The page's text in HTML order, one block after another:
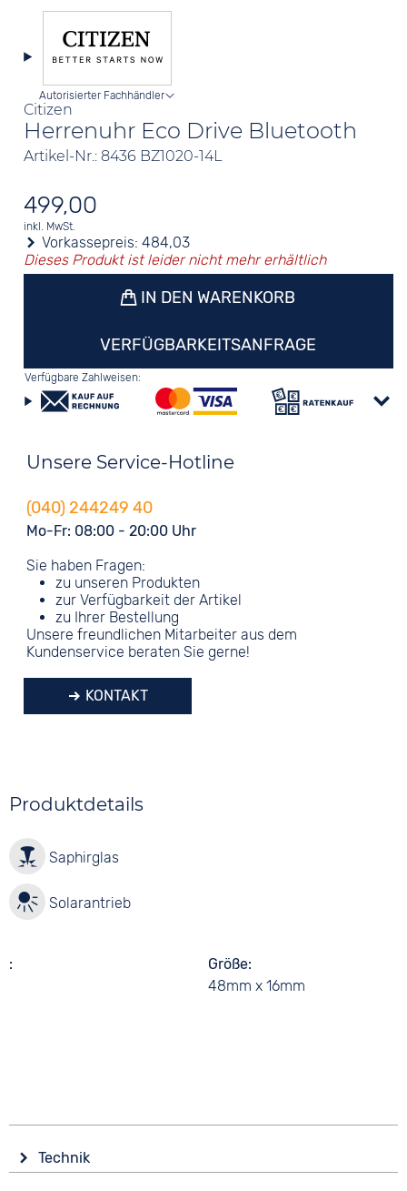
Citizen
Herrenuhr Eco Drive Bluetooth
Artikel-Nr.: 8436 BZ1020-14L
Autorisierter Fachhändler
499,00
inkl. MwSt.
Vorkassepreis:484,03
Dieses Produkt ist leider nicht mehr erhältlich
IN DEN WARENKORB
VERFÜGBARKEITSANFRAGE
Verfügbare Zahlweisen:
Unsere Service-Hotline
(040) 244249 40
Mo-Fr: 08:00 - 20:00 Uhr
Sie haben Fragen:
zu unseren Produkten
zur Verfügbarkeit der Artikel
zu Ihrer Bestellung
Unsere freundlichen Mitarbeiter aus dem
Kundenservice beraten Sie gerne!
KONTAKT
Produktdetails
Saphirglas
Solarantrieb
Größe
48mm x 16mm
Technik